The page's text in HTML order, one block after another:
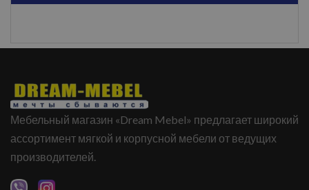
Мебельный магазин «Dream Mebel» предлагает широкий
ассортимент мягкой и корпусной мебели от ведущих
производителей.